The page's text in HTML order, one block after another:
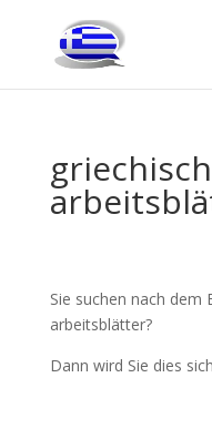
Sie suchen nach dem
arbeitsblätter?
Dann wird Sie dies